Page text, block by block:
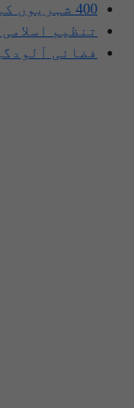
400 شہریوں کیلئے ایک پولیس اہلکار لازمی، کراچی میں صورتحال کیا ہے؟
تنظیم
فضائی